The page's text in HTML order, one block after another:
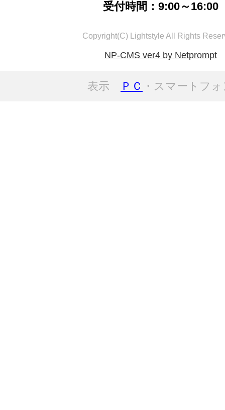
受付時間：9:00～16:00
Copyright(C) Lightstyle All Rights
NP-CMS ver4 by Netprompt
表示 ＰＣ ・スマートフ